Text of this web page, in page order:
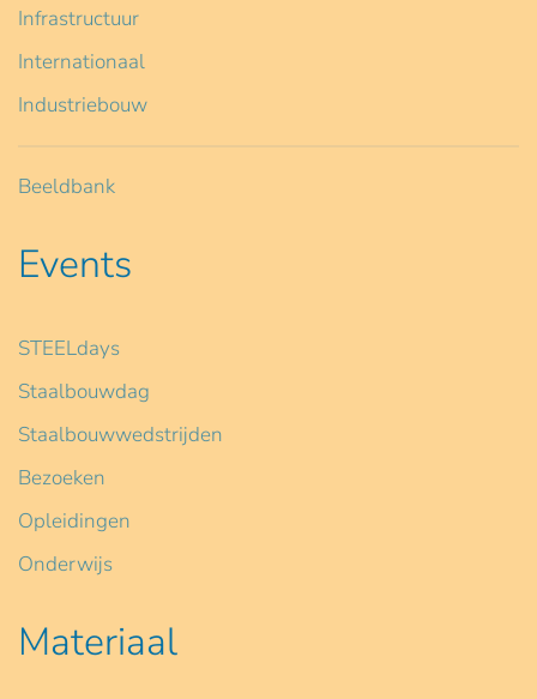
Infrastructuur
Internationaal
Industriebouw
Beeldbank
Events
STEELdays
Staalbouwdag
Staalbouwwedstrijden
Bezoeken
Opleidingen
Onderwijs
Materiaal